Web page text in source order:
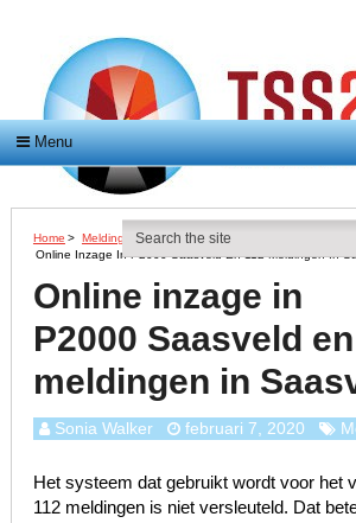
Menu
Home > Meldingen >
Online Inzage In P2000 Saasveld En 112 Meldingen In
Online inzage in
P2000 Saasveld
meldingen in
Sonia Walker februari 7, 2020
Het systeem dat gebruikt wordt voor het
112 meldingen is niet versleuteld. Dat